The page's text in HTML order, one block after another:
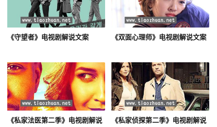
《守望者》电视剧解说文案 《双面心理师》电视剧解说文案
《私家法医第二季》电视剧解说
《私家侦探第二季》电视剧解说